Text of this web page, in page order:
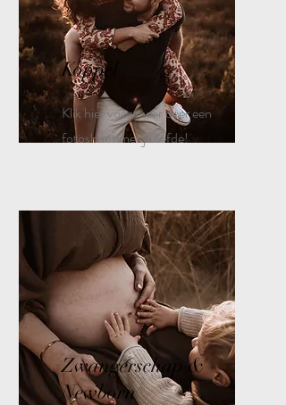
Koppel
Klik hier voor meer over een
fotoshoot met je liefde!
Zwangerschap &
Newborn